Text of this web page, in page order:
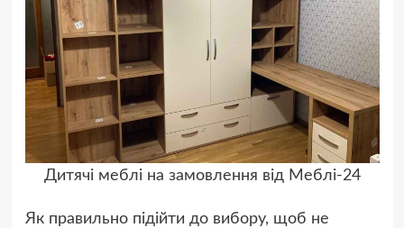
Дитячі меблі на замовлення від Меблі-24
Як правильно підійти до вибору, щоб не